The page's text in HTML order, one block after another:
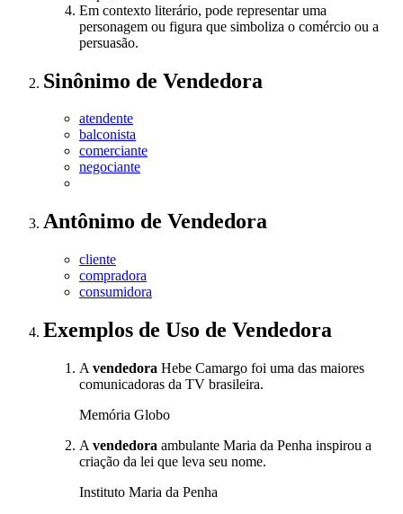
Em contexto literário, pode representar uma
personagem ou figura que simboliza o comércio ou a
persuasão.
Sinônimo de Vendedora
atendente
balconista
comerciante
negociante
Antônimo de Vendedora
cliente
compradora
consumidora
Exemplos de Uso de Vendedora
A vendedora Hebe Camargo foi uma das maiores
comunicadoras da TV brasileira.
Memória Globo
A vendedora ambulante Maria da Penha inspirou a
criação da lei que leva seu nome.
Instituto Maria da Penha